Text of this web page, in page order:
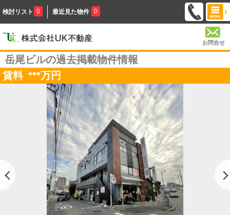
検討リスト 0 最近見た物件 0
お問合せ
岳尾ビルの過去掲載物件情報
賃料 ***万円